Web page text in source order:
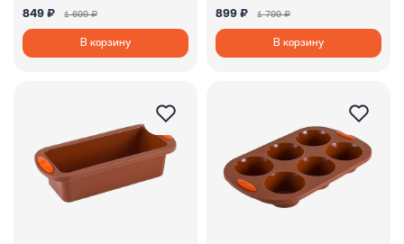
849 ₽ 1 699 ₽
В корзину
899 ₽ 1 799 ₽
В корзину